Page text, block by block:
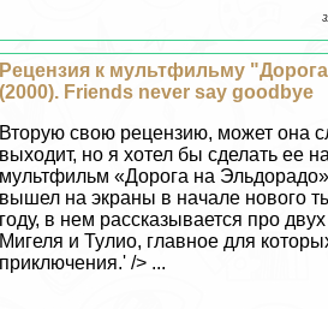
Рецензия к мультфильму
(2000). Friends never say goodbye
Вторую свою рецензию, может она
выходит, но я хотел бы сделать ее
мультфильм «Дорога на
вышел на экраны в начале нового
году, в нем рассказывается про
Мигеля и Тулио, главное для
приключения.' /> ...